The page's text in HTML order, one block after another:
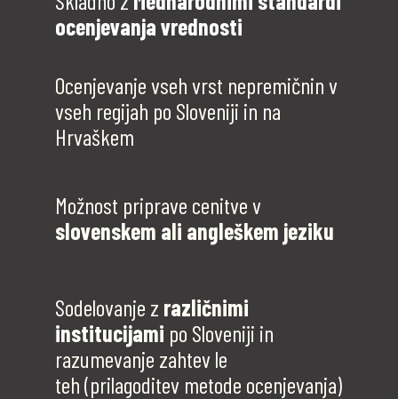
ocenjevanja vrednosti
Ocenjevanje vseh vrst nepremičnin v
vseh regijah po Sloveniji in na
Hrvaškem
Možnost priprave cenitve v
slovenskem ali angleškem jeziku
Sodelovanje z različnimi
institucijami po Sloveniji in
razumevanje zahtev le
teh(prilagoditev metode ocenjevanja)